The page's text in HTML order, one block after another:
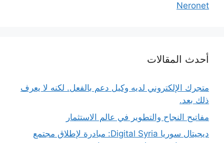
Neronet
أحدث المقالات
متجرك الإلكتروني لديه وكيل دعم بالفعل. لكنه لا يعرف
ذلك بعد.
مفاتيح النجاح والتطوير في عالم الاستثمار
ديجيتال سوريا Digital Syria: مبادرة لإطلاق مجتمع